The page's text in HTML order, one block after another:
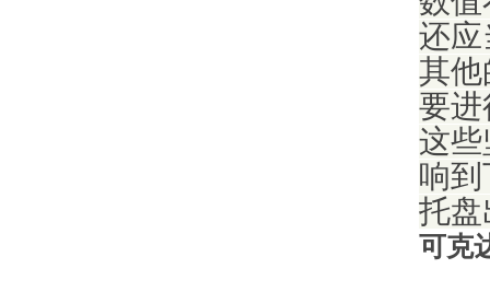
还应
其他
要进
这些
响
托盘
可克